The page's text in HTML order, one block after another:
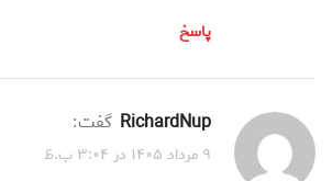
پاسخ
RichardNup گفت:
۹ مرداد ۱۴۰۵ در ۳:۰۴ ب.ظ